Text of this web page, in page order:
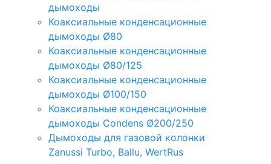
дымоходы
Коаксиальные конденсационные
дымоходы Ø80
Коаксиальные конденсационные
дымоходы Ø80/125
Коаксиальные конденсационные
дымоходы Ø100/150
Коаксиальные конденсационные
дымоходы Condens Ø200/250
Дымоходы для газовой колонки
Zanussi Turbo, Ballu, WertRus